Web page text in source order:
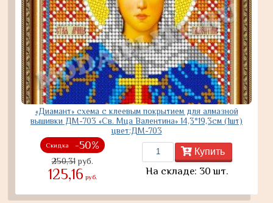
«Диамант» схема с клеевым покрытием для алмазной
вышивки ДМ-703 «Св. Мца Валентина» 14,3*19,3см (1шт)
цвет:ДМ-703
Скидка -50%
250,31руб.
125,16 руб.
Купить
На складе: 30 шт.